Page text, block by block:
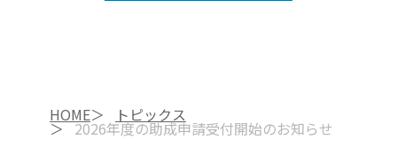
HOME トピックス
2026年度の助成申請受付開始のお知らせ